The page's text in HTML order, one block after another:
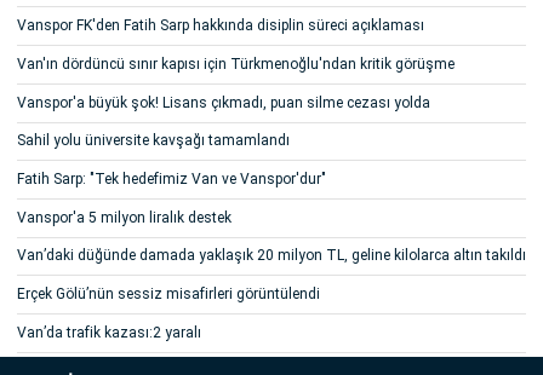
Vanspor FK'den Fatih Sarp hakkında disiplin süreci açıklaması
Van'ın dördüncü sınır kapısı için Türkmenoğlu'ndan kritik görüşme
Vanspor'a büyük şok! Lisans çıkmadı, puan silme cezası yolda
Sahil yolu üniversite kavşağı tamamlandı
Fatih Sarp: "Tek hedefimiz Van ve Vanspor'dur"
Vanspor'a 5 milyon liralık destek
Van’daki düğünde damada yaklaşık 20 milyon TL, geline kilolarca altın takıldı
Erçek Gölü’nün sessiz misafirleri görüntülendi
Van’da trafik kazası:2 yaralı